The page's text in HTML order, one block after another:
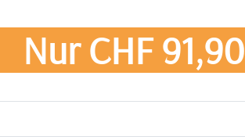
Nur CHF 91,90